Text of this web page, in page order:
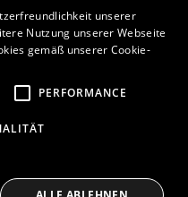
unserer
Nutzung unserer Webseite
gemäß unserer Cookie-
PERFORMANCE